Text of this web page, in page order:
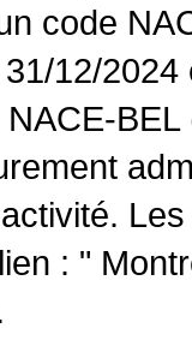
code
12/
: "